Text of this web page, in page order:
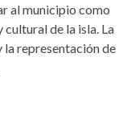
al municipio como
de la isla. La
la representación de